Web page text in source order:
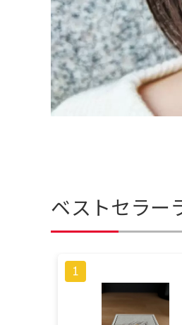
ベストセラー